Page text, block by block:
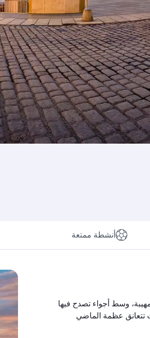
أنشطة ممتعة
وسط أجواء تصدح فيها
تتعانق عظمة الماضي